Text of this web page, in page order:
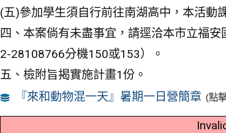
(五)參加學生須自行前往南湖高中，本活動
四、本案倘有未盡事宜，請逕洽本市立福
2-28108766分機150或153）。
五、檢附旨揭實施計畫1份。
『來和動物混一天』暑期一日營簡章 (點